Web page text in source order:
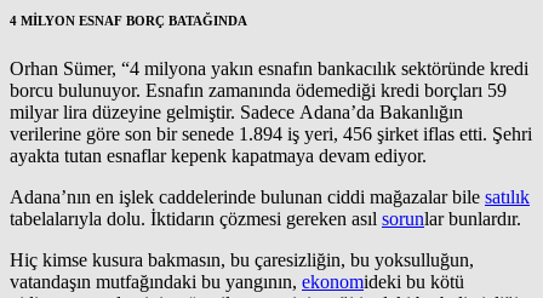
4 MİLYON ESNAF BORÇ BATAĞINDA
Orhan Sümer, “4 milyona yakın esnafın bankacılık sektöründe kredi
borcu bulunuyor. Esnafın zamanında ödemediği kredi borçları 59
milyar lira düzeyine gelmiştir. Sadece Adana’da Bakanlığın
verilerine göre son bir senede 1.894 iş yeri, 456 şirket iflas etti. Şehri
ayakta tutan esnaflar kepenk kapatmaya devam ediyor.
Adana’nın en işlek caddelerinde bulunan ciddi mağazalar bile satılık
tabelalarıyla dolu. İktidarın çözmesi gereken asıl sorunlar bunlardır.
Hiç kimse kusura bakmasın, bu çaresizliğin, bu yoksulluğun,
vatandaşın mutfağındaki bu yangının, ekonomideki bu kötü